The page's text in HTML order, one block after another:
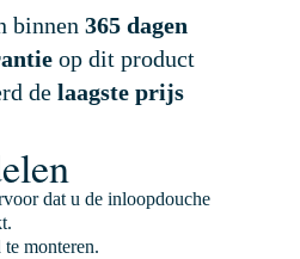
binnen 365 dagen
op dit product
de laagste prijs
dat u de inloopdouche
monteren.